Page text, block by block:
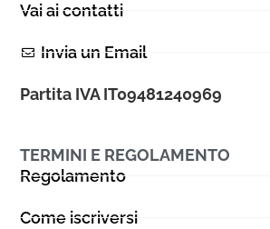
Vai ai contatti
Invia un Email
Partita IVA IT09481240969
TERMINI E REGOLAMENTO
Regolamento
Come iscriversi